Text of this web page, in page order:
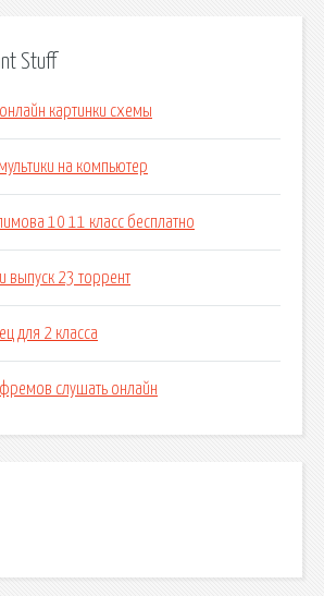
Stuff
картинки схемы
на компьютер
10 11 класс бесплатно
выпуск 23 торрент
для 2 класса
слушать онлайн